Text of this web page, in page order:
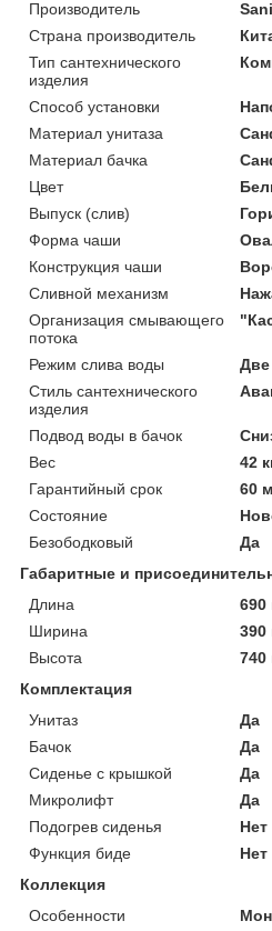
Производитель
Страна производитель
Тип сантехнического
изделия
Способ установки
Материал унитаза
Материал бачка
Цвет
Выпуск (слив)
Форма чаши
Конструкция чаши
Сливной механизм
Организация смывающего
потока
Режим слива воды
Две
Стиль сантехнического
изделия
Подвод воды в бачок
Вес
42
Гарантийный срок
60
Состояние
Безободковый
Да
Габаритные и
Длина
Ширина
Высота
Комплектация
Унитаз
Да
Бачок
Да
Сиденье с крышкой
Да
Микролифт
Да
Подогрев сиденья
Нет
Функция биде
Нет
Коллекция
Особенности